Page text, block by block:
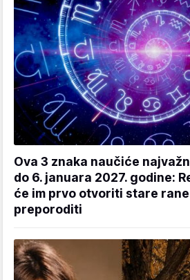
Ova 3 znaka naučiće
do 6. januara 2027. godine:
će im prvo otvoriti stare
preporoditi